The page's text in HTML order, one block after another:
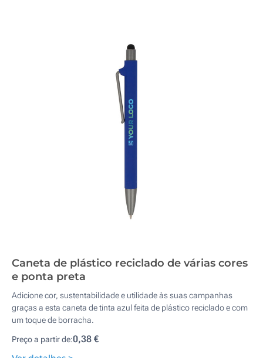
Caneta de plástico reciclado de várias cores
e ponta preta
Adicione cor, sustentabilidade e utilidade às suas campanhas
graças a esta caneta de tinta azul feita de plástico reciclado e com
um toque de borracha.
Preço a partir de:0,38 €